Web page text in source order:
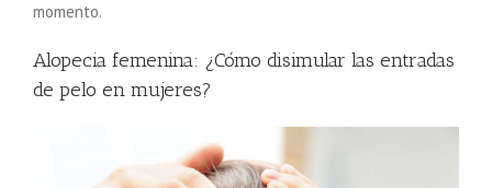
momento.
Alopecia femenina: ¿Cómo disimular las entradas
de pelo en mujeres?